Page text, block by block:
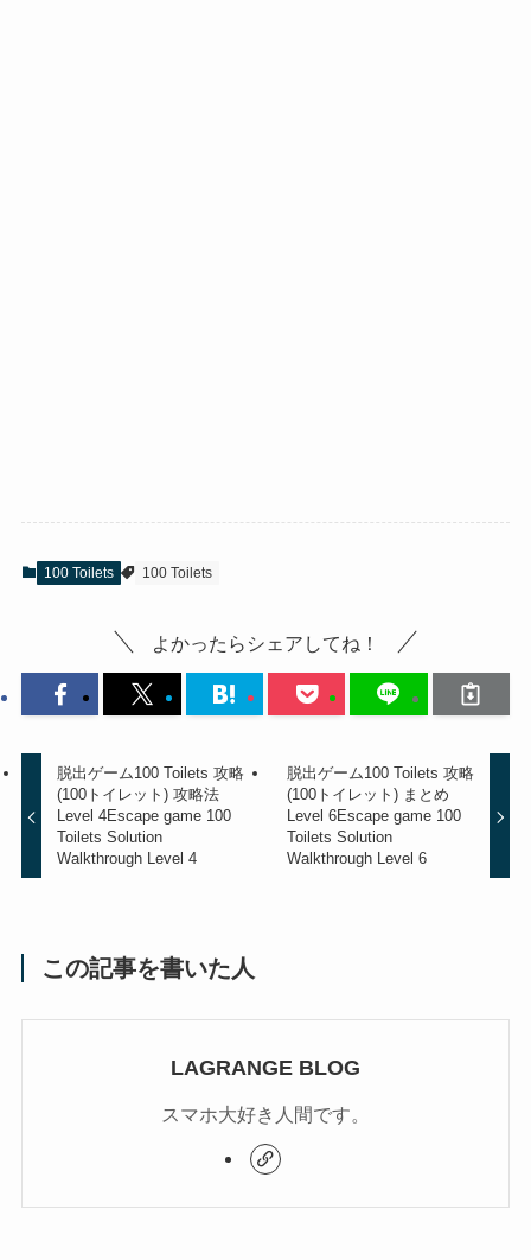
100 Toilets 100 Toilets
よかったらシェアしてね！
脱出ゲーム100 Toilets 攻略
(100トイレット) 攻略法
Level 4Escape game 100
Toilets Solution
Walkthrough Level 4
脱出ゲーム100 Toilets 攻略
(100トイレット) まとめ
Level 6Escape game 100
Toilets Solution
Walkthrough Level 6
この記事を書いた人
LAGRANGE BLOG
スマホ大好き人間です。